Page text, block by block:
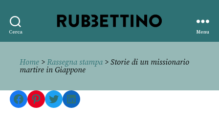
Cerca
editore
Menu
Home > Rassegna stampa> Storie di un missionario
martire in Giappone
Facebook
Pinterest
TwitterLinkedIn